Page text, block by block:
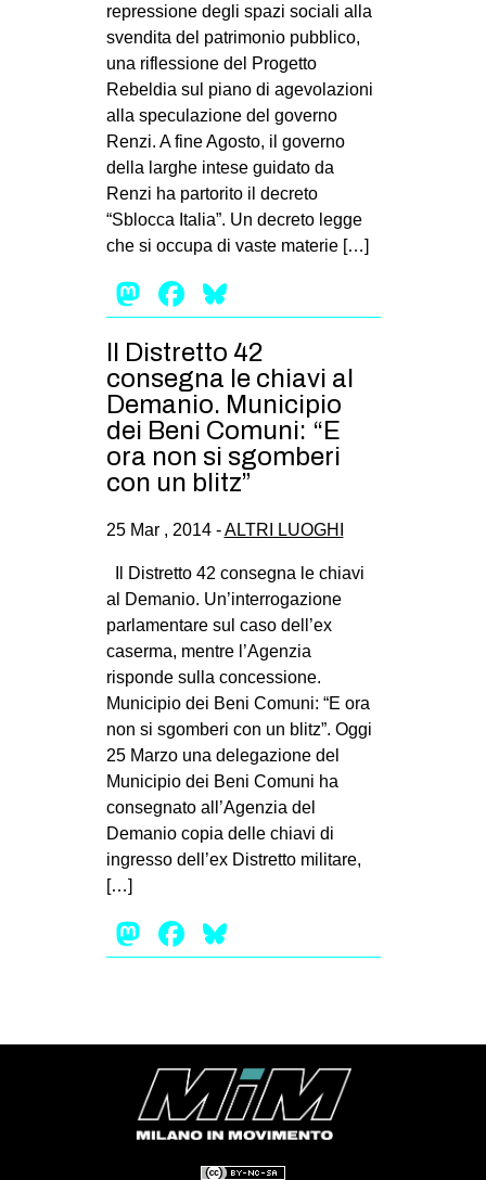
repressione degli spazi sociali alla
svendita del patrimonio pubblico,
una riflessione del Progetto
Rebeldia sul piano di agevolazioni
alla speculazione del governo
Renzi. A fine Agosto, il governo
della larghe intese guidato da
Renzi ha partorito il decreto
“Sblocca Italia”. Un decreto legge
che si occupa di vaste materie […]
Mastodon
Facebook
Il Distretto 42
consegna le chiavi al
Demanio. Municipio
dei Beni Comuni: “E
ora non si sgomberi
con un blitz”
25 Mar , 2014 -ALTRI LUOGHI
Il Distretto 42 consegna le chiavi
al Demanio. Un’interrogazione
parlamentare sul caso dell’ex
caserma, mentre l’Agenzia
risponde sulla concessione.
Municipio dei Beni Comuni: “E ora
non si sgomberi con un blitz”. Oggi
25 Marzo una delegazione del
Municipio dei Beni Comuni ha
consegnato all’Agenzia del
Demanio copia delle chiavi di
ingresso dell’ex Distretto militare,
[…]
Mastodon
Facebook